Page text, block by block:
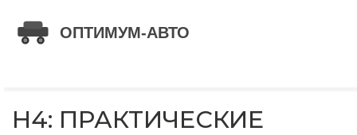
H4: ПРАКТИЧЕСКИЕ